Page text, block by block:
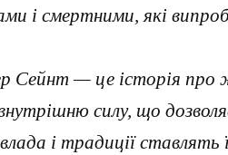
і смертними, які
Сейнт — це історія про
силу, що
і традиції